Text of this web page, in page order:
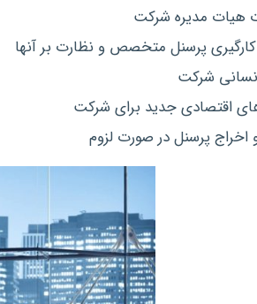
هیات مدیره شرکت
پرسنل متخصص و نظارت بر آنها
شرکت
اقتصادی جدید برای شرکت
اخراج پرسنل در صورت لزوم